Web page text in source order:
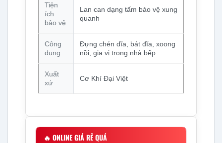
Tiện
ích
bảo vệ
Lan can dạng tấm bảo vệ xung
quanh
Công
dụng
Đựng chén dĩa, bát đĩa, xoong
nồi, gia vị trong nhà bếp
Xuất
xứ
Cơ Khí Đại Việt
🔥 ONLINE GIÁ RẺ QUÁ